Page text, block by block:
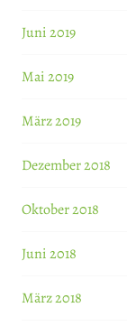
Juni 2019
Mai 2019
März 2019
Dezember 2018
Oktober 2018
Juni 2018
März 2018